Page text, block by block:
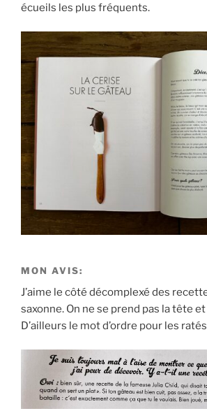
écueils les plus fréquents.
MON AVIS:
J’aime le côté décomplexé des
saxonne. On ne se prend pas la tête
D’ailleurs le mot d’ordre pour les